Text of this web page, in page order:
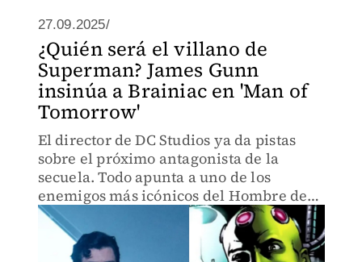
27.09.2025/
¿Quién será el villano de
Superman? James Gunn
insinúa a Brainiac en 'Man of
Tomorrow'
El director de DC Studios ya da pistas
sobre el próximo antagonista de la
secuela. Todo apunta a uno de los
enemigos más icónicos del Hombre de
Acero, mientras Superman y Lex Luthor
deberán unirse ante una amenaza
interplanetaria.